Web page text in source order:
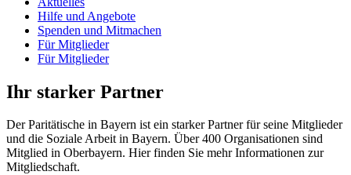
Hilfe und Angebote
Spenden und Mitmachen
Für Mitglieder
Für Mitglieder
Ihr starker Partner
Der Paritätische in Bayern ist ein starker Partner für seine Mitglieder
und die Soziale Arbeit in Bayern. Über 400 Organisationen sind
Mitglied in Oberbayern. Hier finden Sie mehr Informationen zur
Mitgliedschaft.